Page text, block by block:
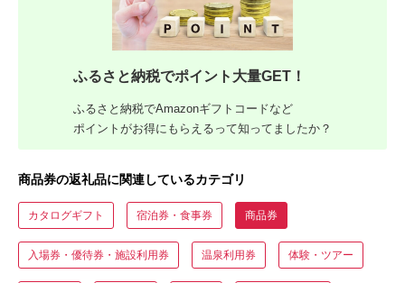
ふるさと納税でポイント大量GET！
ふるさと納税でAmazonギフトコードなど
ポイントがお得にもらえるって知ってましたか？
商品券の返礼品に関連しているカテゴリ
カタログギフト 宿泊券・食事券 商品券
入場券・優待券・施設利用券 温泉利用券 体験・ツアー